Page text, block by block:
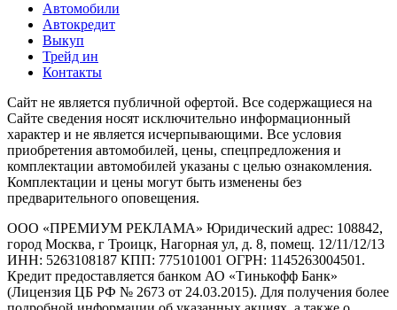
Автомобили
Автокредит
Выкуп
Трейд ин
Контакты
Cайт не является публичной офертой. Все содержащиеся на
Сайте сведения носят исключительно информационный
характер и не является исчерпывающими. Все условия
приобретения автомобилей, цены, спецпредложения и
комплектации автомобилей указаны с целью ознакомления.
Комплектации и цены могут быть изменены без
предварительного оповещения.
ООО «ПРЕМИУМ РЕКЛАМА» Юридический адрес: 108842,
город Москва, г Троицк, Нагорная ул, д. 8, помещ. 12/11/12/13
ИНН: 5263108187 КПП: 775101001 ОГРН: 1145263004501.
Кредит предоставляется банком АО «Тинькофф Банк»
(Лицензия ЦБ РФ № 2673 от 24.03.2015). Для получения более